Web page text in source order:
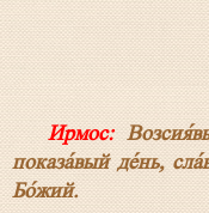
Ирмос:
показа́вый де́нь,
Бо́жий.